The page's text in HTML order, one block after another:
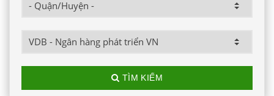
TÌM KIẾM